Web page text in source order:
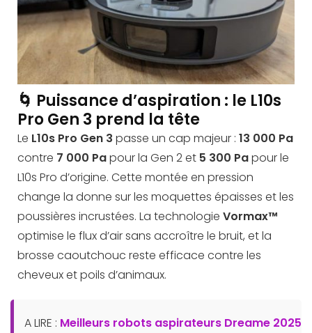
🌀 Puissance d’aspiration : le L10s
Pro Gen 3 prend la tête
Le L10s Pro Gen 3 passe un cap majeur : 13 000 Pa
contre 7 000 Papour la Gen 2 et 5 300 Papour le
L10s Pro d’origine. Cette montée en pression
change la donne sur les moquettes épaisses et les
poussières incrustées. La technologie Vormax™
optimise le flux d’air sans accroître le bruit, et la
brosse caoutchouc reste efficace contre les
cheveux et poils d’animaux.
A LIRE : Meilleurs robots aspirateurs Dreame 2025